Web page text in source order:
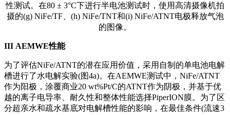
性测试。在80 ± 3°C下进行半电池测试时，使用高清摄像机拍
摄的(g) NiFe/TF、(h) NiFe/TNT和(i) NiFe/ATNT电极释放气泡
的图像。
III AEMWE性能
为了评估NiFe/ATNT的潜在应用价值，采用自制的单电池电解
槽进行了水电解实验(图4a)。在AEMWE测试中，NiFe/ATNT
作为阳极，涂覆商业20 wt%Pt/C的ATNT作为阴极，并基于优
越的离子电导率、耐久性和整体性能选择PiperION膜。为了区
分超亲水和疏水基底对电解槽性能的影响，在最佳条件(流速3